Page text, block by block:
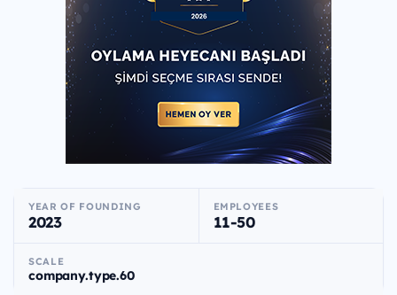
YEAR OF FOUNDING
2023
EMPLOYEES
11-50
SCALE
company.type.60